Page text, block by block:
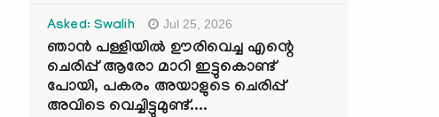
Asked: Swalih Jul 25, 2026
ഞാൻ പള്ളിയിൽ ഊരിവെച്ച എന്റെ
ചെരിപ്പ് ആരോ മാറി ഇട്ടുകൊണ്ട്
പോയി, പകരം അയാളുടെ ചെരിപ്പ്
അവിടെ വെച്ചിട്ടുമുണ്ട്....